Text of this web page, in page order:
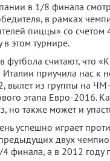
в 1/8 финала
в рамках
пиццы» со
этом турнире.
считают, что
приучила нас к
вылет из группы на
этапа Евро-2016.
но также может и
успешно играет
двух
финала, а в 2012